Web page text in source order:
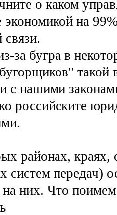
о каком
экономикой на
за бугра в
с нашими
российските
районах, краях,
систем передач)
на них. Что